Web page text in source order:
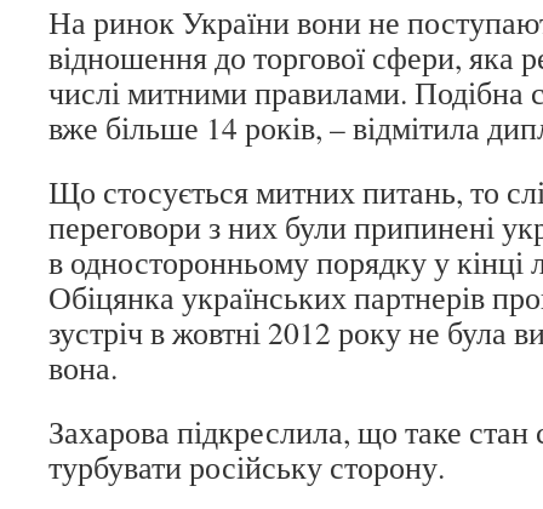
На ринок України вони не
відношення до торгової сфери, яка
числі митними правилами. Подібна
вже більше 14 років, – відмітила
Що стосується митних питань, то
переговори з них були припинені
в односторонньому порядку у кінці
Обіцянка українських партнерів
зустріч в жовтні 2012 року не була
вона.
Захарова підкреслила, що таке
турбувати російську сторону.